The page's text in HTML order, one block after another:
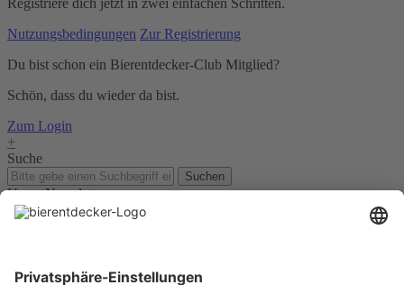
Registriere dich jetzt in zwei einfachen Schritten.
Nutzungsbedingungen Zur Registrierung
Du bist schon ein Bierentdecker-Club Mitglied?
Schön, dass du wieder da bist.
Zum Login
+
Suche
Suchen
Unser Newsletter
Für Bierkenner, Bierliebhaber, Bierneulinge - kurz, alle
Jetzt anmelden!